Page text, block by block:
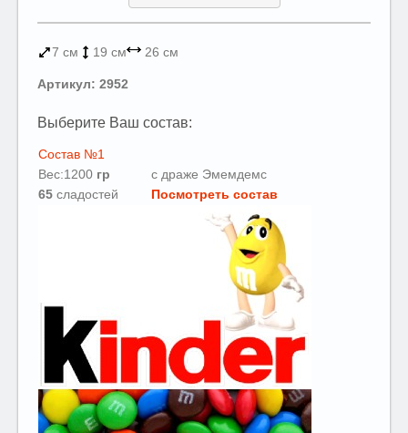
7 см 19 см 26 см
Артикул: 2952
Выберите Ваш состав:
Состав №1
Вес:1200 гр
с драже Эмемдемс
65 сладостей Посмотреть состав